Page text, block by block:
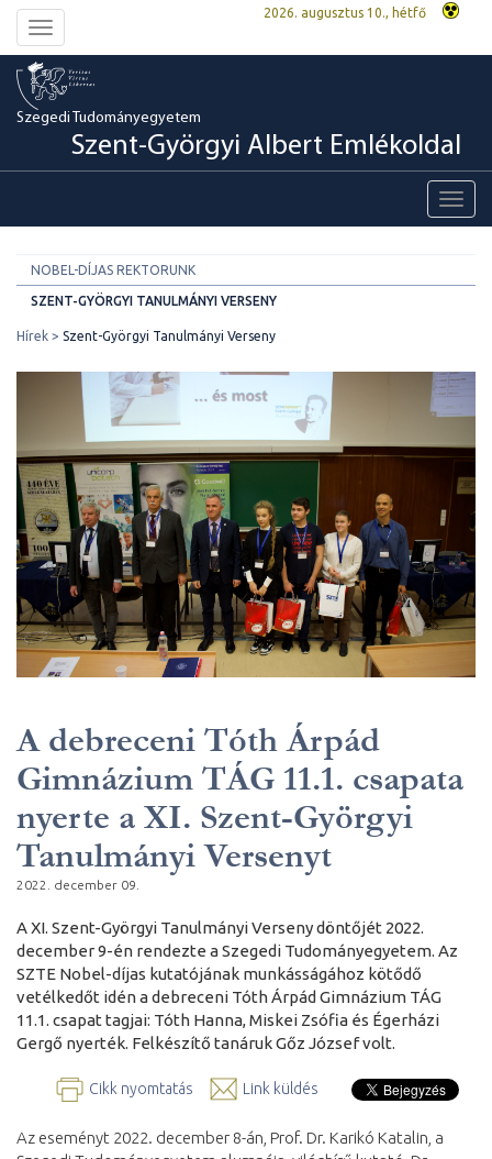
Toggle
navigation
2026. augusztus 10., hétfő
Szegedi Tudományegyetem
Szent-Györgyi Albert Emlékoldal
NOBEL-DÍJAS REKTORUNK
SZENT-GYÖRGYI TANULMÁNYI VERSENY
Hírek Szent-Györgyi Tanulmányi Verseny
A debreceni Tóth Árpád
Gimnázium TÁG 11.1. csapata
nyerte a XI. Szent-Györgyi
Tanulmányi Versenyt
2022. december 09.
A XI. Szent-Györgyi Tanulmányi Verseny döntőjét 2022.
december 9-én rendezte a Szegedi Tudományegyetem. Az
SZTE Nobel-díjas kutatójának munkásságához kötődő
vetélkedőt idén a debreceni Tóth Árpád Gimnázium TÁG
11.1. csapat tagjai: Tóth Hanna, Miskei Zsófia és Égerházi
Gergő nyerték. Felkészítő tanáruk Gőz József volt.
Cikk nyomtatás Link küldés
Az eseményt 2022. december 8-án, Prof. Dr. Karikó Katalin, a